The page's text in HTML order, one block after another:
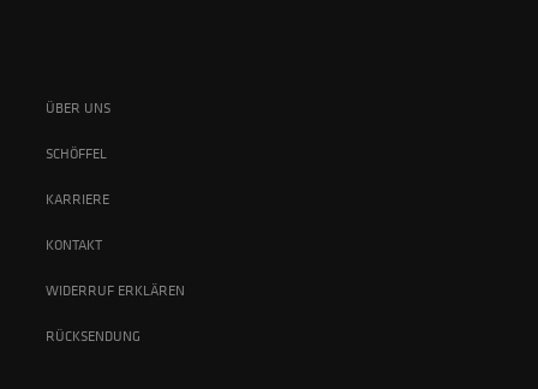
ÜBER UNS
SCHÖFFEL
KARRIERE
KONTAKT
WIDERRUF ERKLÄREN
RÜCKSENDUNG